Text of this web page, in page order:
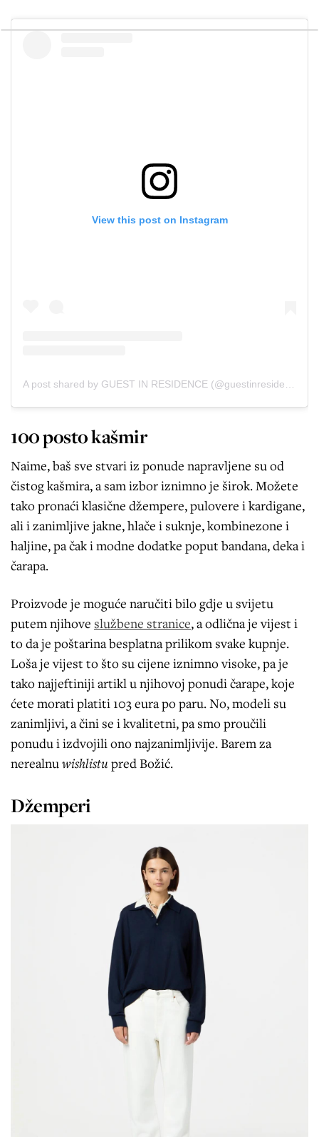
View this post on Instagram
A post shared by GUEST IN RESIDENCE (@guestinresidence)
100 posto kašmir
Naime, baš sve stvari iz ponude napravljene su od
čistog kašmira, a sam izbor iznimno je širok. Možete
tako pronaći klasične džempere, pulovere i kardigane,
ali i zanimljive jakne, hlače i suknje, kombinezone i
haljine, pa čak i modne dodatke poput bandana, deka i
čarapa.
Proizvode je moguće naručiti bilo gdje u svijetu
putem njihove službene stranice, a odlična je vijest i
to da je poštarina besplatna prilikom svake kupnje.
Loša je vijest to što su cijene iznimno visoke, pa je
tako najjeftiniji artikl u njihovoj ponudi čarape, koje
ćete morati platiti 103 eura po paru. No, modeli su
zanimljivi, a čini se i kvalitetni, pa smo proučili
ponudu i izdvojili ono najzanimljivije. Barem za
nerealnuwishlistupred Božić.
Džemperi